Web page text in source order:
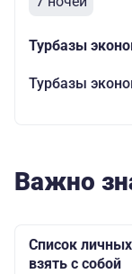
Турбазы
Турбазы
Важно
Список
взять с собой